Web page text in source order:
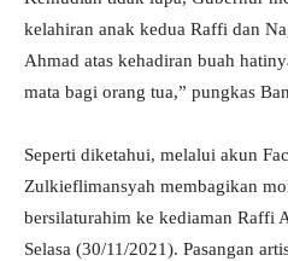
kelahiran anak kedua Raffi dan
Ahmad atas kehadiran buah
mata bagi orang tua,” pungkas
Seperti diketahui, melalui akun
Zulkieflimansyah membagikan
bersilaturahim ke kediaman Raffi
Selasa (30/11/2021). Pasangan